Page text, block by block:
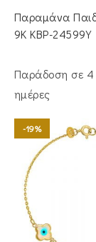
was:
€179.00.
Παραμάνα
9Κ KBP-24599Υ
Παράδοση σε 4
ημέρες
-19%